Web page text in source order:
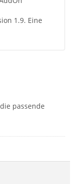
1.9. Eine
passende